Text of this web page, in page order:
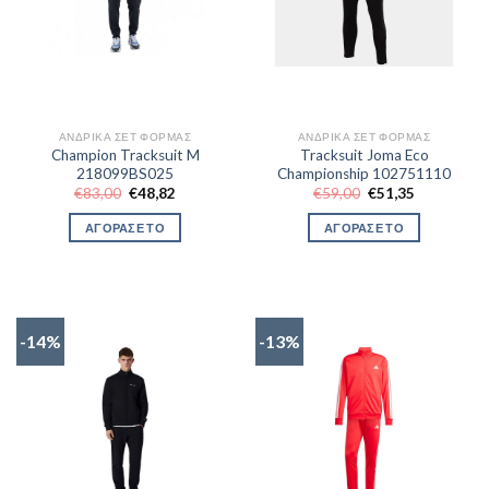
ΑΝΔΡΙΚΆ ΣΕΤ ΦΌΡΜΑΣ
Champion Tracksuit M
218099BS025
€83,00 Original
price
was:
€83,00.
€48,82
τιμή
ΑΓΟΡΑΣΕ ΤΟ
ΑΝΔΡΙΚΆ ΣΕΤ ΦΌΡΜΑΣ
Tracksuit Joma Eco
Championship 102751110
€59,00 Original
price
was:
€59,00.
€51,35
τιμή
ΑΓΟΡΑΣΕ ΤΟ
-14% -13%